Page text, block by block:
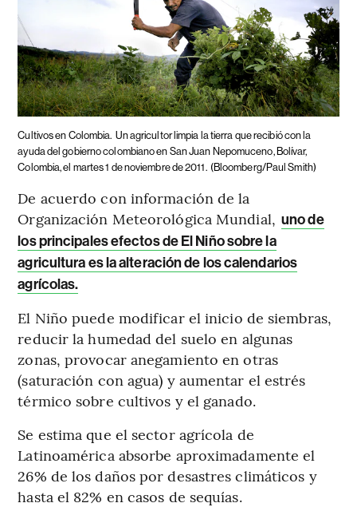
Cultivos en Colombia. Un agricultor limpia la tierra que recibió con la
ayuda del gobierno colombiano en San Juan Nepomuceno, Bolívar,
Colombia, el martes 1 de noviembre de 2011. (Bloomberg/Paul Smith)
De acuerdo con información de la
Organización Meteorológica Mundial, uno de
los principales efectos de El Niño sobre la
agricultura es la alteración de los calendarios
agrícolas.
El Niño puede modificar el inicio de siembras,
reducir la humedad del suelo en algunas
zonas, provocar anegamiento en otras
(saturación con agua) y aumentar el estrés
térmico sobre cultivos y el ganado.
Se estima que el sector agrícola de
Latinoamérica absorbe aproximadamente el
26% de los daños por desastres climáticos y
hasta el 82% en casos de sequías.